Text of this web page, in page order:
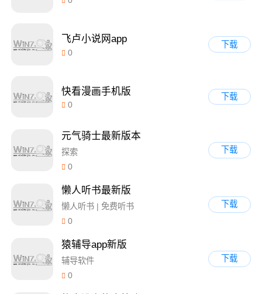
飞卢小说网app
0
下载
快看漫画手机版
0
下载
元气骑士最新版本
探索
0
下载
懒人听书最新版
懒人听书 | 免费听书
0
下载
猿辅导app新版
辅导软件
0
下载